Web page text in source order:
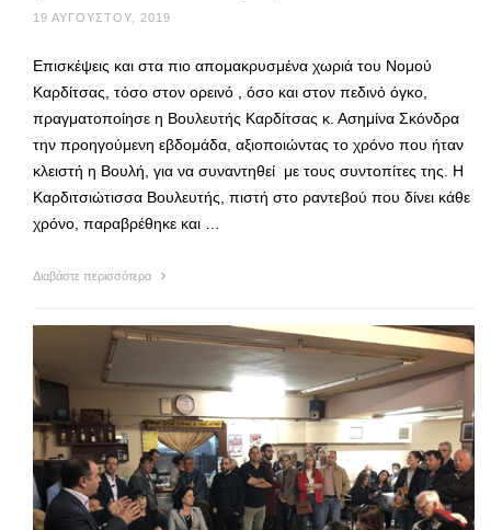
19 ΑΥΓΟΎΣΤΟΥ, 2019
Επισκέψεις και στα πιο απομακρυσμένα χωριά του Νομού
Καρδίτσας, τόσο στον ορεινό , όσο και στον πεδινό όγκο,
πραγματοποίησε η Βουλευτής Καρδίτσας κ. Ασημίνα Σκόνδρα
την προηγούμενη εβδομάδα, αξιοποιώντας το χρόνο που ήταν
κλειστή η Βουλή, για να συναντηθεί με τους συντοπίτες της. Η
Καρδιτσιώτισσα Βουλευτής, πιστή στο ραντεβού που δίνει κάθε
χρόνο, παραβρέθηκε και …
Διαβάστε περισσότερα